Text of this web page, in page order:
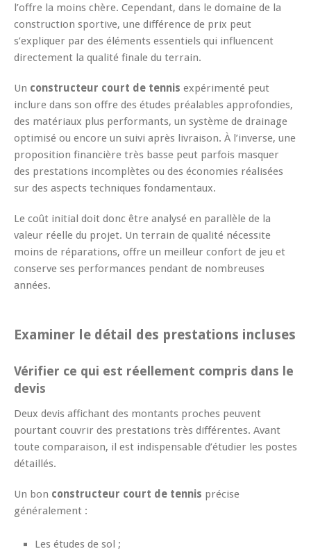
l’offre la moins chère. Cependant, dans le domaine de la
construction sportive, une différence de prix peut
s’expliquer par des éléments essentiels qui influencent
directement la qualité finale du terrain.
Un constructeur court de tennis expérimenté peut
inclure dans son offre des études préalables approfondies,
des matériaux plus performants, un système de drainage
optimisé ou encore un suivi après livraison. À l’inverse, une
proposition financière très basse peut parfois masquer
des prestations incomplètes ou des économies réalisées
sur des aspects techniques fondamentaux.
Le coût initial doit donc être analysé en parallèle de la
valeur réelle du projet. Un terrain de qualité nécessite
moins de réparations, offre un meilleur confort de jeu et
conserve ses performances pendant de nombreuses
années.
Examiner le détail des prestations incluses
Vérifier ce qui est réellement compris dans le
devis
Deux devis affichant des montants proches peuvent
pourtant couvrir des prestations très différentes. Avant
toute comparaison, il est indispensable d’étudier les postes
détaillés.
Un bon constructeur court de tennis précise
généralement :
Les études de sol ;